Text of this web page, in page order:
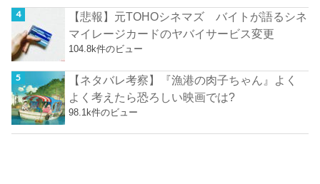
【悲報】元TOHOシネマズ バイトが語るシネ
マイレージカードのヤバイサービス変更
104.8k件のビュー
【ネタバレ考察】『漁港の肉子ちゃん』よく
よく考えたら恐ろしい映画では?
98.1k件のビュー